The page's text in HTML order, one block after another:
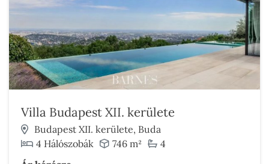
Villa Budapest XII. kerülete
Budapest XII. kerülete, Buda
4 Hálószobák
746 m²
4